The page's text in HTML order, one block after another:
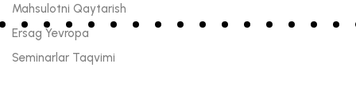
Mahsulotni Qaytarish
Ersag Yevropa
Seminarlar Taqvimi